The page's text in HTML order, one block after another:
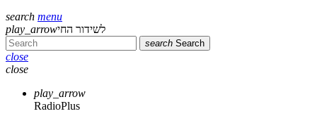
search menu
play_arrowלשידור החי
search Search
close
close
play_arrow
RadioPlus